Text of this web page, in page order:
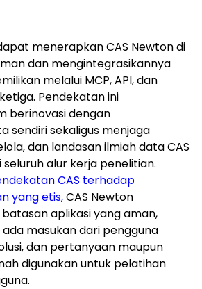
menerapkan CAS Newton di
dan mengintegrasikannya
melalui MCP, API, dan
Pendekatan ini
berinovasi dengan
sendiri sekaligus menjaga
dan landasan ilmiah data CAS
alur kerja penelitian.
CAS terhadap
yang etis,CAS Newton
aplikasi yang aman,
masukan dari pengguna
dan pertanyaan maupun
digunakan untuk pelatihan